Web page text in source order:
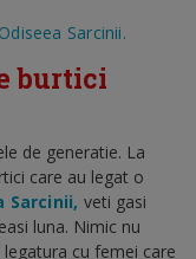
Odiseea Sarcinii.
burtici
de generatie. La
care au legat o
Sarcinii, veti gasi
luna. Nimic nu
cu femei care